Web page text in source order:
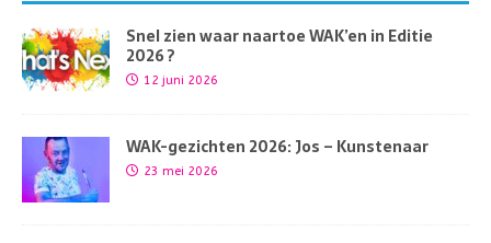
Snel zien waar naartoe WAK’en in Editie
2026 ?
12 juni 2026
WAK-gezichten 2026: Jos – Kunstenaar
23 mei 2026